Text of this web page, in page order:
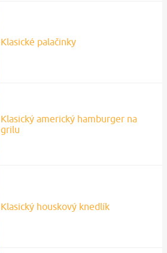
Klasické palačinky
Klasický americký hamburger na
grilu
Klasický houskový knedlík